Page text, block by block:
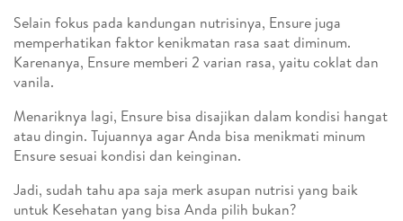
Selain fokus pada kandungan nutrisinya, Ensure juga
memperhatikan faktor kenikmatan rasa saat diminum.
Karenanya, Ensure memberi 2 varian rasa, yaitu coklat dan
vanila.
Menariknya lagi, Ensure bisa disajikan dalam kondisi hangat
atau dingin. Tujuannya agar Anda bisa menikmati minum
Ensure sesuai kondisi dan keinginan.
Jadi, sudah tahu apa saja merk asupan nutrisi yang baik
untuk Kesehatan yang bisa Anda pilih bukan?